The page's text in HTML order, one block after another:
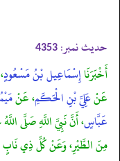
حدیث نمبر: 4353
أَخْبَرَنَاإِسْمَاعِيل بْنُ مَسْعُودٍ
عَنْعَلِيِّ بْنِ الْحَكَمِ، عَنْ
عَبَّاسٍ، أَنَّ نَبِيَّ اللَّهِ صَلَّى
مِنَ الطَّيْرِ، وَعَنْ كُلِّ ذِي